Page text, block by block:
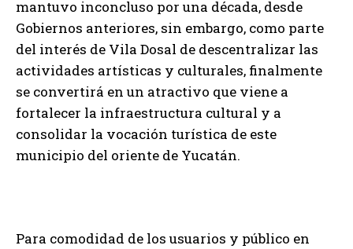
mantuvo inconcluso por una década, desde
Gobiernos anteriores, sin embargo, como parte
del interés de Vila Dosal de descentralizar las
actividades artísticas y culturales, finalmente
se convertirá en un atractivo que viene a
fortalecer la infraestructura cultural y a
consolidar la vocación turística de este
municipio del oriente de Yucatán.
Para comodidad de los usuarios y público en